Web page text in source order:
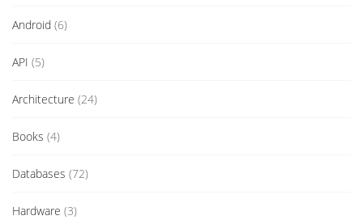
Android (6)
API (5)
Architecture (24)
Books (4)
Databases (72)
Hardware (3)